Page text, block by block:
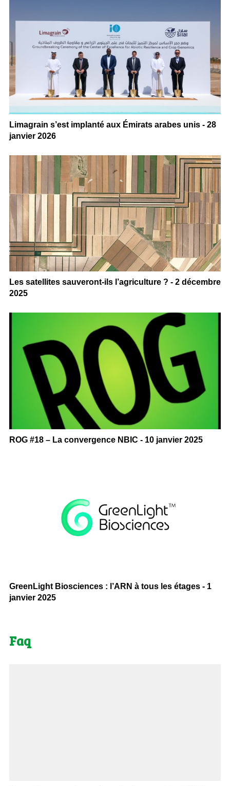
Limagrain s’est implanté aux Émirats arabes unis - 28
janvier 2026
Les satellites sauveront-ils l’agriculture ? - 2 décembre
2025
ROG #18 – La convergence NBIC - 10 janvier 2025
GreenLight Biosciences : l’ARN à tous les étages - 1
janvier 2025
Faq